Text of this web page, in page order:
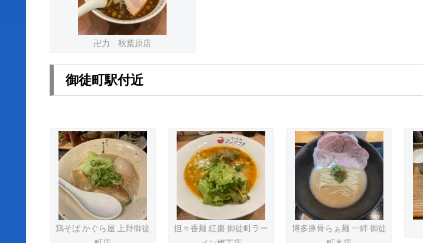
卍力 秋葉原店
御徒町駅付近
鶏そば かぐら屋 上野御徒
担々香麺 紅棗 御徒町ラー
博多豚骨らぁ麺 一絆 御徒